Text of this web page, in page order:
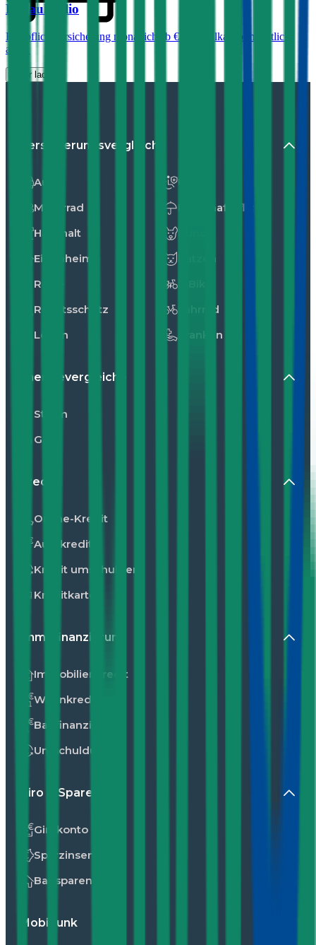
Renault Clio
Haftpflichtversicherung monatlich ab € 30
Vollkasko monatlich
ab …
Mehr laden
Versicherungsvergleiche
Auto
Motorrad
Haushalt
Eigenheim
Reise
Rechtsschutz
Leben
Privathaftpflicht
Katzen
Fahrrad
Kranken
Energievergleiche
Strom
Gas
Kredit
Online-Kredit
Autokredit
Kredit umschulden
Kreditkarte
Immofinanzierung
Immobilienkredit
Wohnkredit
Baufinanzierung
Umschuldung
Giro & Sparen
Girokonto
Sparzinsen
Bausparen
Mobilfunk